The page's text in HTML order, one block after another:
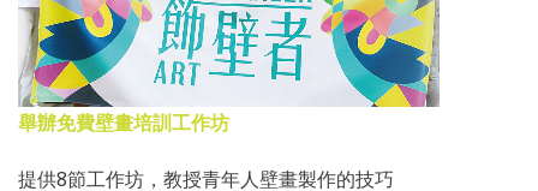
舉辦免費壁畫培訓工作坊
提供8節工作坊，教授青年人壁畫製作的技巧